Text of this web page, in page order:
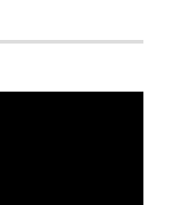
सात्विक जीवनशैलीचे